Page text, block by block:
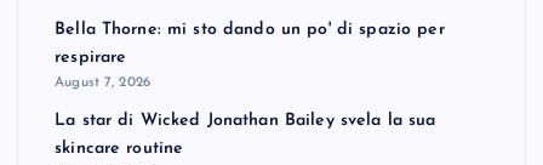
Bella Thorne: mi sto dando un po' di spazio per
respirare
August 7, 2026
La star di Wicked Jonathan Bailey svela la sua
skincare routine